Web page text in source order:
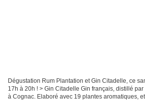
Dégustation Rum Plantation et Gin Citadelle, ce
17h à 20h ! > Gin Citadelle Gin français, distillé
à Cognac. Elaboré avec 19 plantes aromatiques,